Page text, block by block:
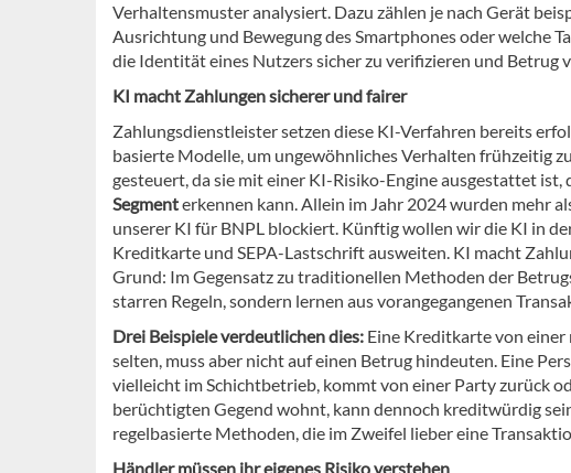
Verhaltensmuster analysiert. Dazu zählen je nach Gerät
Ausrichtung und Bewegung des Smartphones oder welche
die Identität eines Nutzers sicher zu verifizieren und Betrug
KI macht Zahlungen sicherer und fairer
Zahlungsdienstleister setzen diese KI-Verfahren bereits
basierte Modelle, um ungewöhnliches Verhalten frühzeitig
gesteuert, da sie mit einer KI-Risiko-Engine ausgestattet ist,
Segmenterkennen kann. Allein im Jahr 2024 wurden mehr
unserer KI für BNPL blockiert. Künftig wollen wir die KI in
Kreditkarte und SEPA-Lastschrift ausweiten. KI macht
Grund: Im Gegensatz zu traditionellen Methoden der
starren Regeln, sondern lernen aus vorangegangenen
Drei Beispiele verdeutlichen dies: Eine Kreditkarte von
selten, muss aber nicht auf einen Betrug hindeuten. Eine
vielleicht im Schichtbetrieb, kommt von einer Party zurück
berüchtigten Gegend wohnt, kann dennoch kreditwürdig
regelbasierte Methoden, die im Zweifel lieber eine
Händler müssen ihr eigenes Risiko verstehen